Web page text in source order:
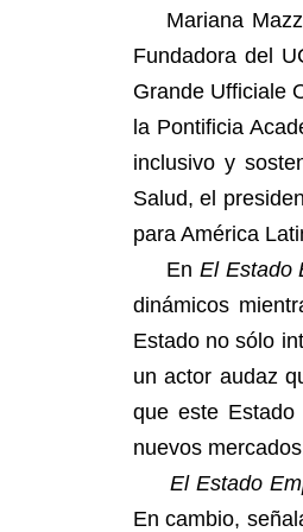
Mariana
Fundadora del
Grande Ufficiale
la Pontificia
inclusivo y
Salud, el
para América
En El Estado
dinámicos
Estado no sólo
un actor audaz
que este
nuevos
El Estado
En cambio,